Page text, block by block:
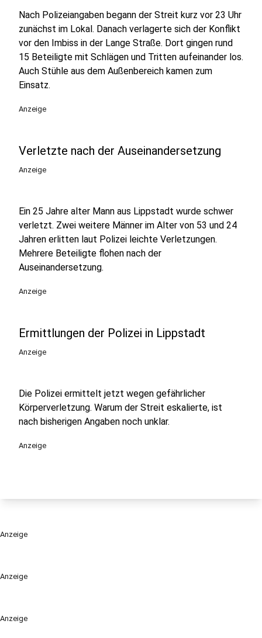
Anzeige
Anzeige
Nach Polizeiangaben begann der Streit kurz vor 23 Uhr
zunächst im Lokal. Danach verlagerte sich der Konflikt
vor den Imbiss in der Lange Straße. Dort gingen rund
15 Beteiligte mit Schlägen und Tritten aufeinander los.
Auch Stühle aus dem Außenbereich kamen zum
Einsatz.
Anzeige
Verletzte nach der Auseinandersetzung
Anzeige
Ein 25 Jahre alter Mann aus Lippstadt wurde schwer
verletzt. Zwei weitere Männer im Alter von 53 und 24
Jahren erlitten laut Polizei leichte Verletzungen.
Mehrere Beteiligte flohen nach der
Auseinandersetzung.
Anzeige
Ermittlungen der Polizei in Lippstadt
Anzeige
Die Polizei ermittelt jetzt wegen gefährlicher
Körperverletzung. Warum der Streit eskalierte, ist
nach bisherigen Angaben noch unklar.
Anzeige
Anzeige